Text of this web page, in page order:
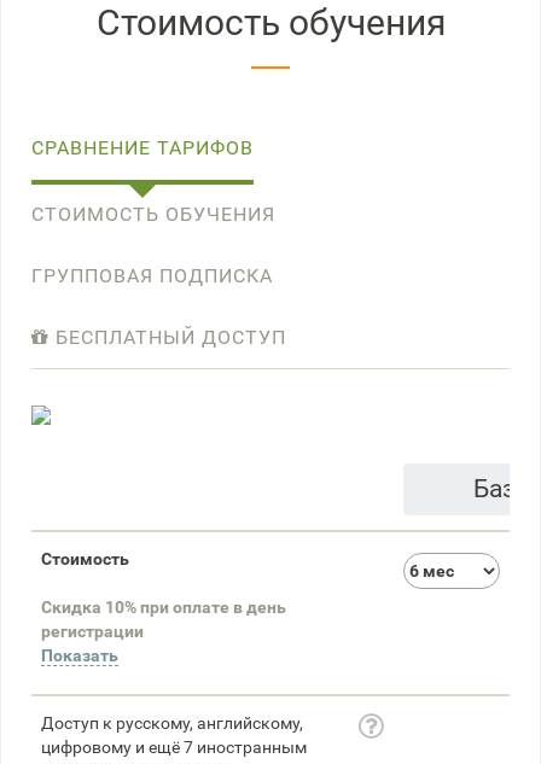
Стоимость обучения
СРАВНЕНИЕ ТАРИФОВ
СТОИМОСТЬ ОБУЧЕНИЯ
ГРУППОВАЯ ПОДПИСКА
БЕСПЛАТНЫЙ ДОСТУП
Стоимость
Скидка 10% при оплате в день
регистрации
Показать
Доступ к русскому, английскому,
цифровому и ещё 7 иностранным